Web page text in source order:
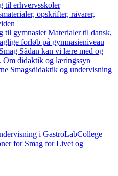
til erhvervsskoler
opskrifter, råvarer,
til gymnasiet Materialer til dansk,
forløb på gymnasieniveau
Sådan kan vi lære med og
Om didaktik og læringssyn
Smagsdidaktik og undervisning
i GastroLabCollege
for Smag for Livet og